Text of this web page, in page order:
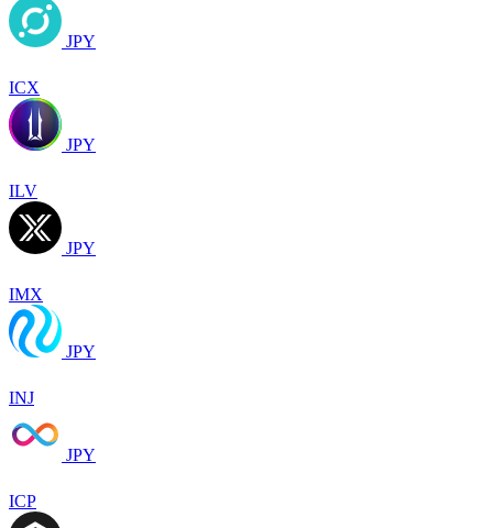
JPY
ICX
JPY
ILV
JPY
IMX
JPY
INJ
JPY
ICP